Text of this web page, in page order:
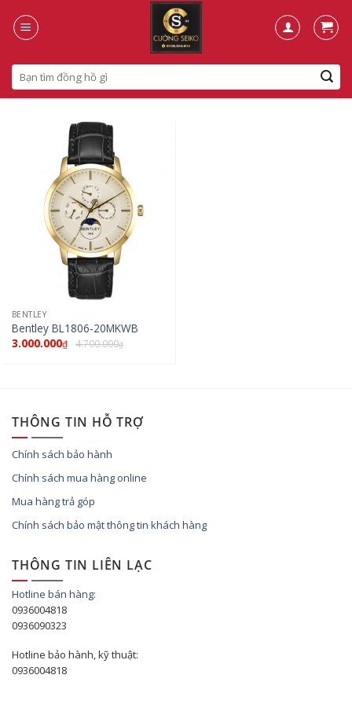
Search
for:
BENTLEY
Bentley BL1806-20MKWB
3.000.000₫ 4.700.000₫
THÔNG TIN HỖ TRỢ
Chính sách bảo hành
Chính sách mua hàng online
Mua hàng trả góp
Chính sách bảo mật thông tin khách hàng
THÔNG TIN LIÊN LẠC
Hotline bán hàng:
0936004818
0936090323
Hotline bảo hành, kỹ thuật:
0936004818